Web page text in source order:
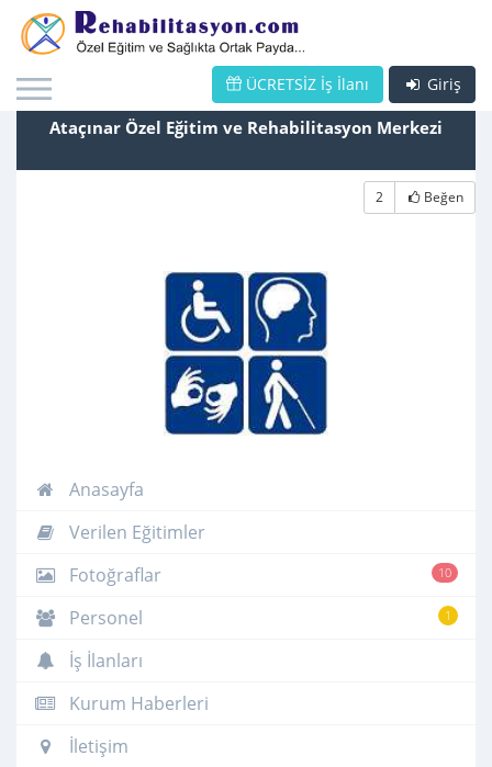
Giriş
ÜCRETSİZ İş İlanı
Ataçınar Özel Eğitim ve Rehabilitasyon Merkezi
2 Beğen
Anasayfa
Verilen Eğitimler
10
Fotoğraflar
1
Personel
İş İlanları
Kurum Haberleri
İletişim